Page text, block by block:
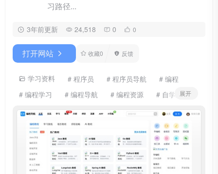
习路径...
3年前更新 24,518 0 0
打开网站 收藏0 反馈
学习资料 # 程序员 # 程序员导航
# 编程
# 编程学习
# 编程导航 # 编程资源
# 自学编程
# 计算机
展开